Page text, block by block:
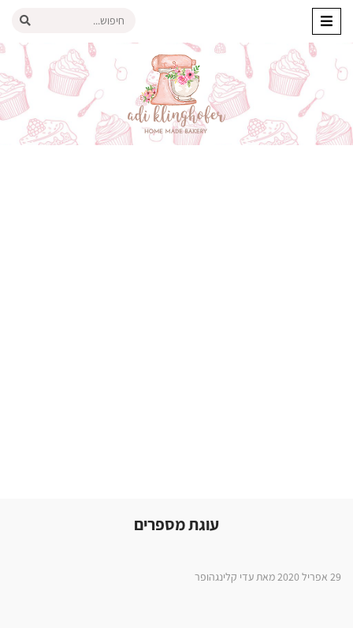
עוגת מספרים
29 אפריל 2020 מאת עדי קלינגהופר